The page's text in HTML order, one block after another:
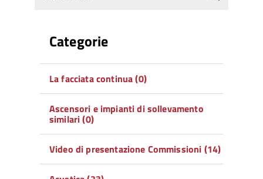
Categorie
La facciata continua (0)
Ascensori e impianti di sollevamento
similari (0)
Video di presentazione Commissioni (14)